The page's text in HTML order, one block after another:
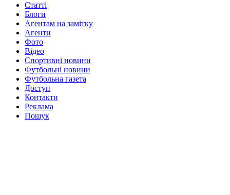
Статті
Блоги
Агентам на замітку
Агенти
Фото
Відео
Спортивні новини
Футбольні новини
Футбольна газета
Доступ
Контакти
Реклама
Пошук